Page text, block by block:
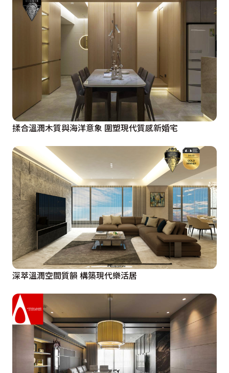
揉合溫潤木質與海洋意象 圍塑現代質感新婚宅
深萃溫潤空間質韻 構築現代樂活居